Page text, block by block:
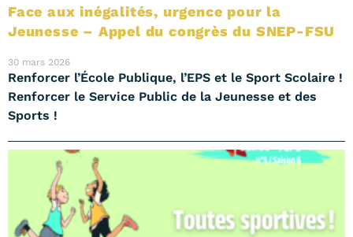
Face aux inégalités, urgence pour la
Jeunesse – Appel du congrès du SNEP-FSU
30 mars 2026
Renforcer l’École Publique, l’EPS et le Sport Scolaire !
Renforcer le Service Public de la Jeunesse et des
Sports !